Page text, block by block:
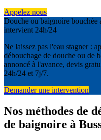
Appelez nous
Douche ou baignoire bouchée
intervient 24h/24
Ne laissez pas l'eau stagner :
débouchage de douche ou de
annoncé à l'avance, devis
24h/24 et 7j/7.
Demander une intervention
Nos méthodes de
de baignoire à